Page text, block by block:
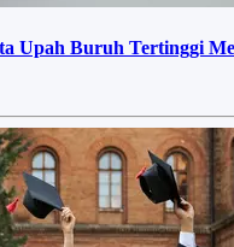
Upah Buruh Tertinggi